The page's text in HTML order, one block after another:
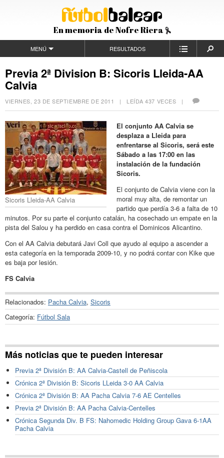
En memoria de Nofre Riera
MENÚ RESULTADOS
Previa 2ª Division B: Sicoris Lleida-AA
Calvia
VIERNES, 23 DE SEPTIEMBRE DE 2011 | LEÍDA 437 VECES |
Sicoris Lleida-AA Calvia
El conjunto AA Calvia se
desplaza a Lleida para
enfrentarse al Sicoris, será este
Sábado a las 17:00 en las
instalación de la fundación
Sicoris.
El conjunto de Calvia viene con la
moral muy alta, de remontar un
partido que perdía 3-6 a falta de 10
minutos. Por su parte el conjunto catalán, ha cosechado un empate en la
pista del Salou y ha perdido en casa contra el Dominicos Alicantino.
Con el AA Calvia debutará Javi Coll que ayudo al equipo a ascender a
esta categoría en la temporada 2009-10, y no podrá contar con Kike que
es baja por lesión.
FS Calvia
Relacionados: Pacha Calvia, Sicoris
Categoría: Fútbol Sala
Más noticias que te pueden interesar
Previa 2ª División B: AA Calvia-Castell de Peñiscola
Crónica 2ª División B: Sicoris LLeida 3-0 AA Calvia
Crónica 2ª División B: AA Pacha Calvia 7-6 AE Centelles
Previa 2ª División B: AA Pacha Calvia-Centelles
Crónica Segunda Div. B FS: Nahomedic Holding Group Gava 6-1AA
Pacha Calvia